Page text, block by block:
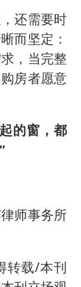
还需要时
而坚定：
，当完整
房者愿意
的窗，都
师事务所
转载/本刊